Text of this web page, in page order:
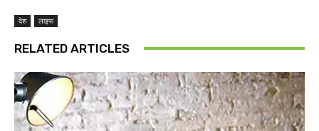
देश लाइफ
RELATED ARTICLES